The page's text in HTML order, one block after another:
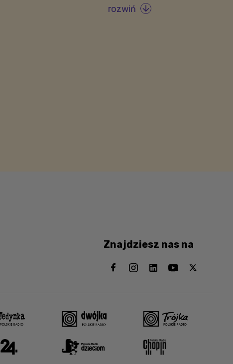
rozwiń 
Znajdziesz nas na